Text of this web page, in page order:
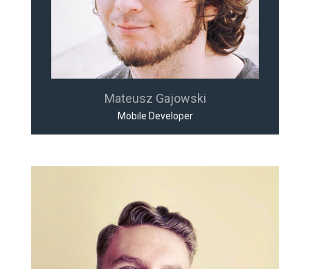
Mateusz Gajowski
Mobile Developer